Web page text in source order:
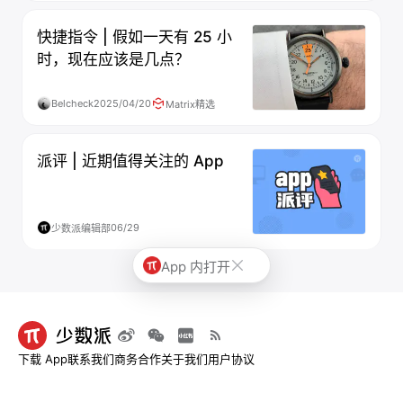
快捷指令 | 假如一天有 25 小
时，现在应该是几点？
Belcheck2025/04/20 Matrix精选
派评 | 近期值得关注的 App
少数派编辑部06/29
App 内打开
下载 App联系我们商务合作关于我们用户协议